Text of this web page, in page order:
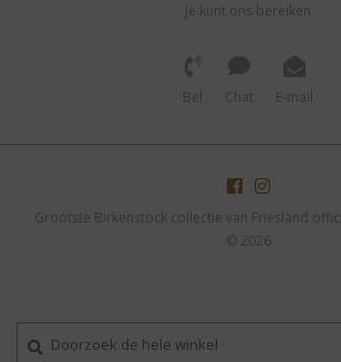
Je kunt ons bereiken
Bel Chat E-mail
Grootste Birkenstock collectie van Friesland
© 2026